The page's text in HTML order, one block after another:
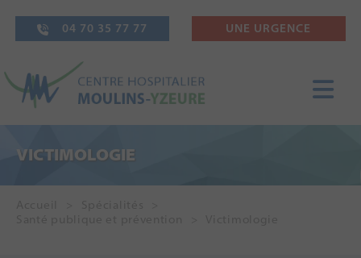
04 70 35 77 77 UNE URGENCE
VICTIMOLOGIE